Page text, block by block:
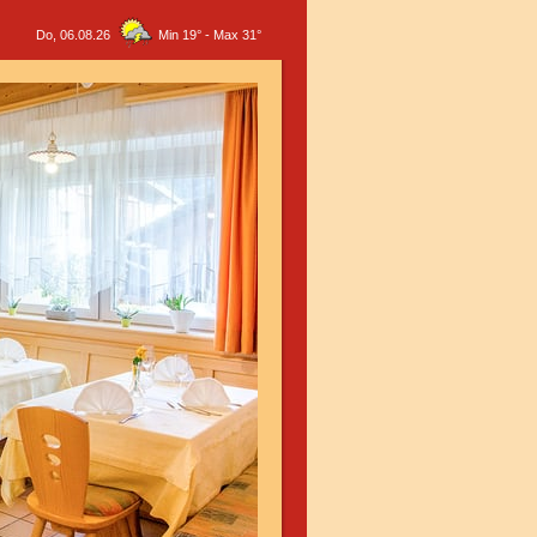
Do, 06.08.26 Min 19° - Max 31°